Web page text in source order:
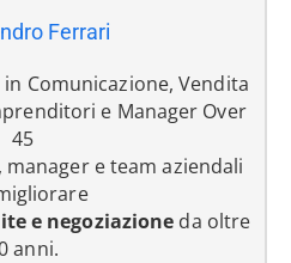
Ferrari
Comunicazione, Vendita
e Manager Over
45
e team aziendali
e negoziazione da oltre
anni.